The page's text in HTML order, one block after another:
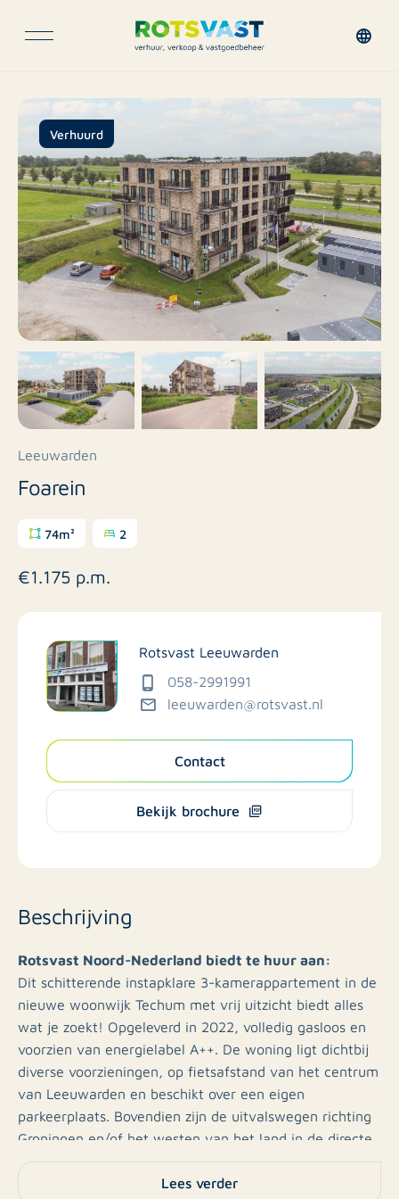
Verhuurd
Leeuwarden
Foarein
74m² 2
€1.175 p.m.
Rotsvast Leeuwarden
058-2991991
leeuwarden@rotsvast.nl
Contact
Bekijk brochure
Beschrijving
Rotsvast Noord-Nederland biedt te huur aan:
Dit schitterende instapklare 3-kamerappartement in de
nieuwe woonwijk Techum met vrij uitzicht biedt alles
wat je zoekt! Opgeleverd in 2022, volledig gasloos en
voorzien van energielabel A++. De woning ligt dichtbij
diverse voorzieningen, op fietsafstand van het centrum
van Leeuwarden en beschikt over een eigen
parkeerplaats. Bovendien zijn de uitvalswegen richting
Groningen en/of het westen van het land in de directe
nabijheid gelegen.
Lees verder